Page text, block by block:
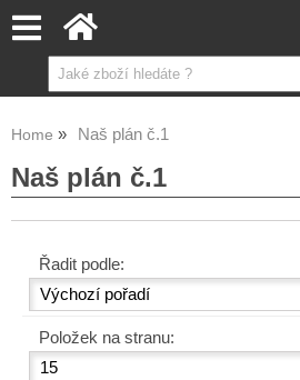
Home Naš plán č.1
Naš plán č.1
Řadit podle:
Položek na stranu: